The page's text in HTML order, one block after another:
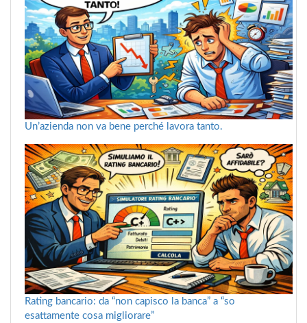
Un’azienda non va bene perché lavora tanto.
Rating bancario: da “non capisco la banca” a “so
esattamente cosa migliorare”